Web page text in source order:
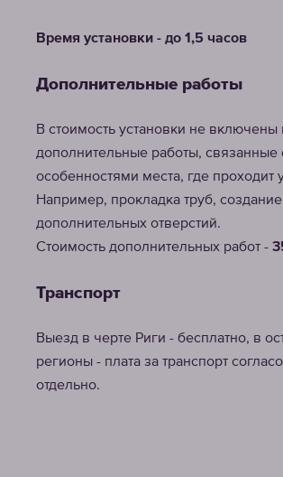
Время установки - до 1,5 часов
Дополнительные работы
В стоимость установки не включены
дополнительные работы, связанные
особенностями места, где проходит
Например, прокладка труб, создание
дополнительных отверстий.
Стоимость дополнительных работ -
Транспорт
Выезд в черте Риги - бесплатно, в
регионы - плата за транспорт
отдельно.